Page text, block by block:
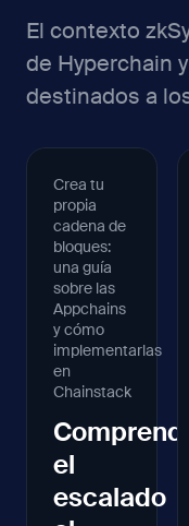
El contexto
de Hyperchain
destinados a
Crea tu
propia
cadena de
bloques:
una guía
sobre las
Appchains
y cómo
implementarlas
en
Chainstack
el
escalado